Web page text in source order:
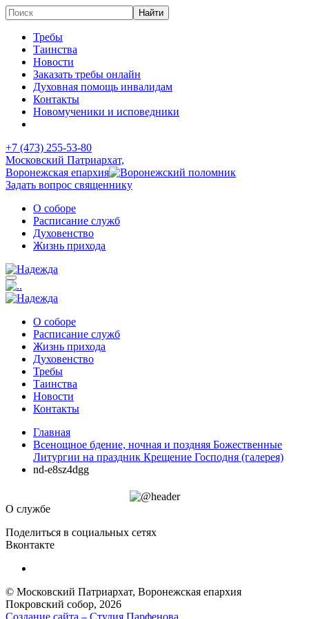
Требы
Таинства
Новости
Заказать требы онлайн
Духовная помощь инвалидам
Контакты
Новомученики и исповедники
+7 (473) 255-53-80
Московский Патриархат,
Воронежская епархия
Задать вопрос священнику
О соборе
Расписание служб
Духовенство
Жизнь прихода
О соборе
Расписание служб
Жизнь прихода
Духовенство
Требы
Таинства
Новости
Контакты
Главная
Всенощное бдение, ночная и поздняя Божественные
Литургии на праздник Крещение Господня (галерея)
nd-e8sz4dgg
О службе
Поделиться в социальных сетях
Вконтакте
© Московский Патриархат, Воронежcкая епархия
Покровский собор, 2026